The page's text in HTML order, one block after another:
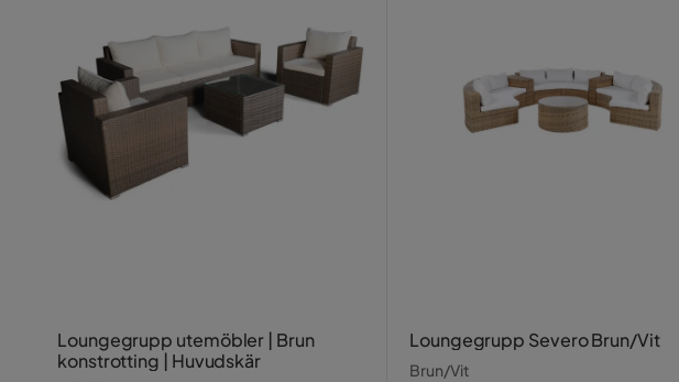
Loungegrupp utemöbler | Brun
konstrotting | Huvudskär
Loungegrupp Severo Brun/Vit
Brun/Vit